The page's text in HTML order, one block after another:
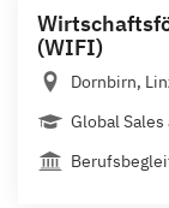
(WIFI)
Dornbirn,
Global